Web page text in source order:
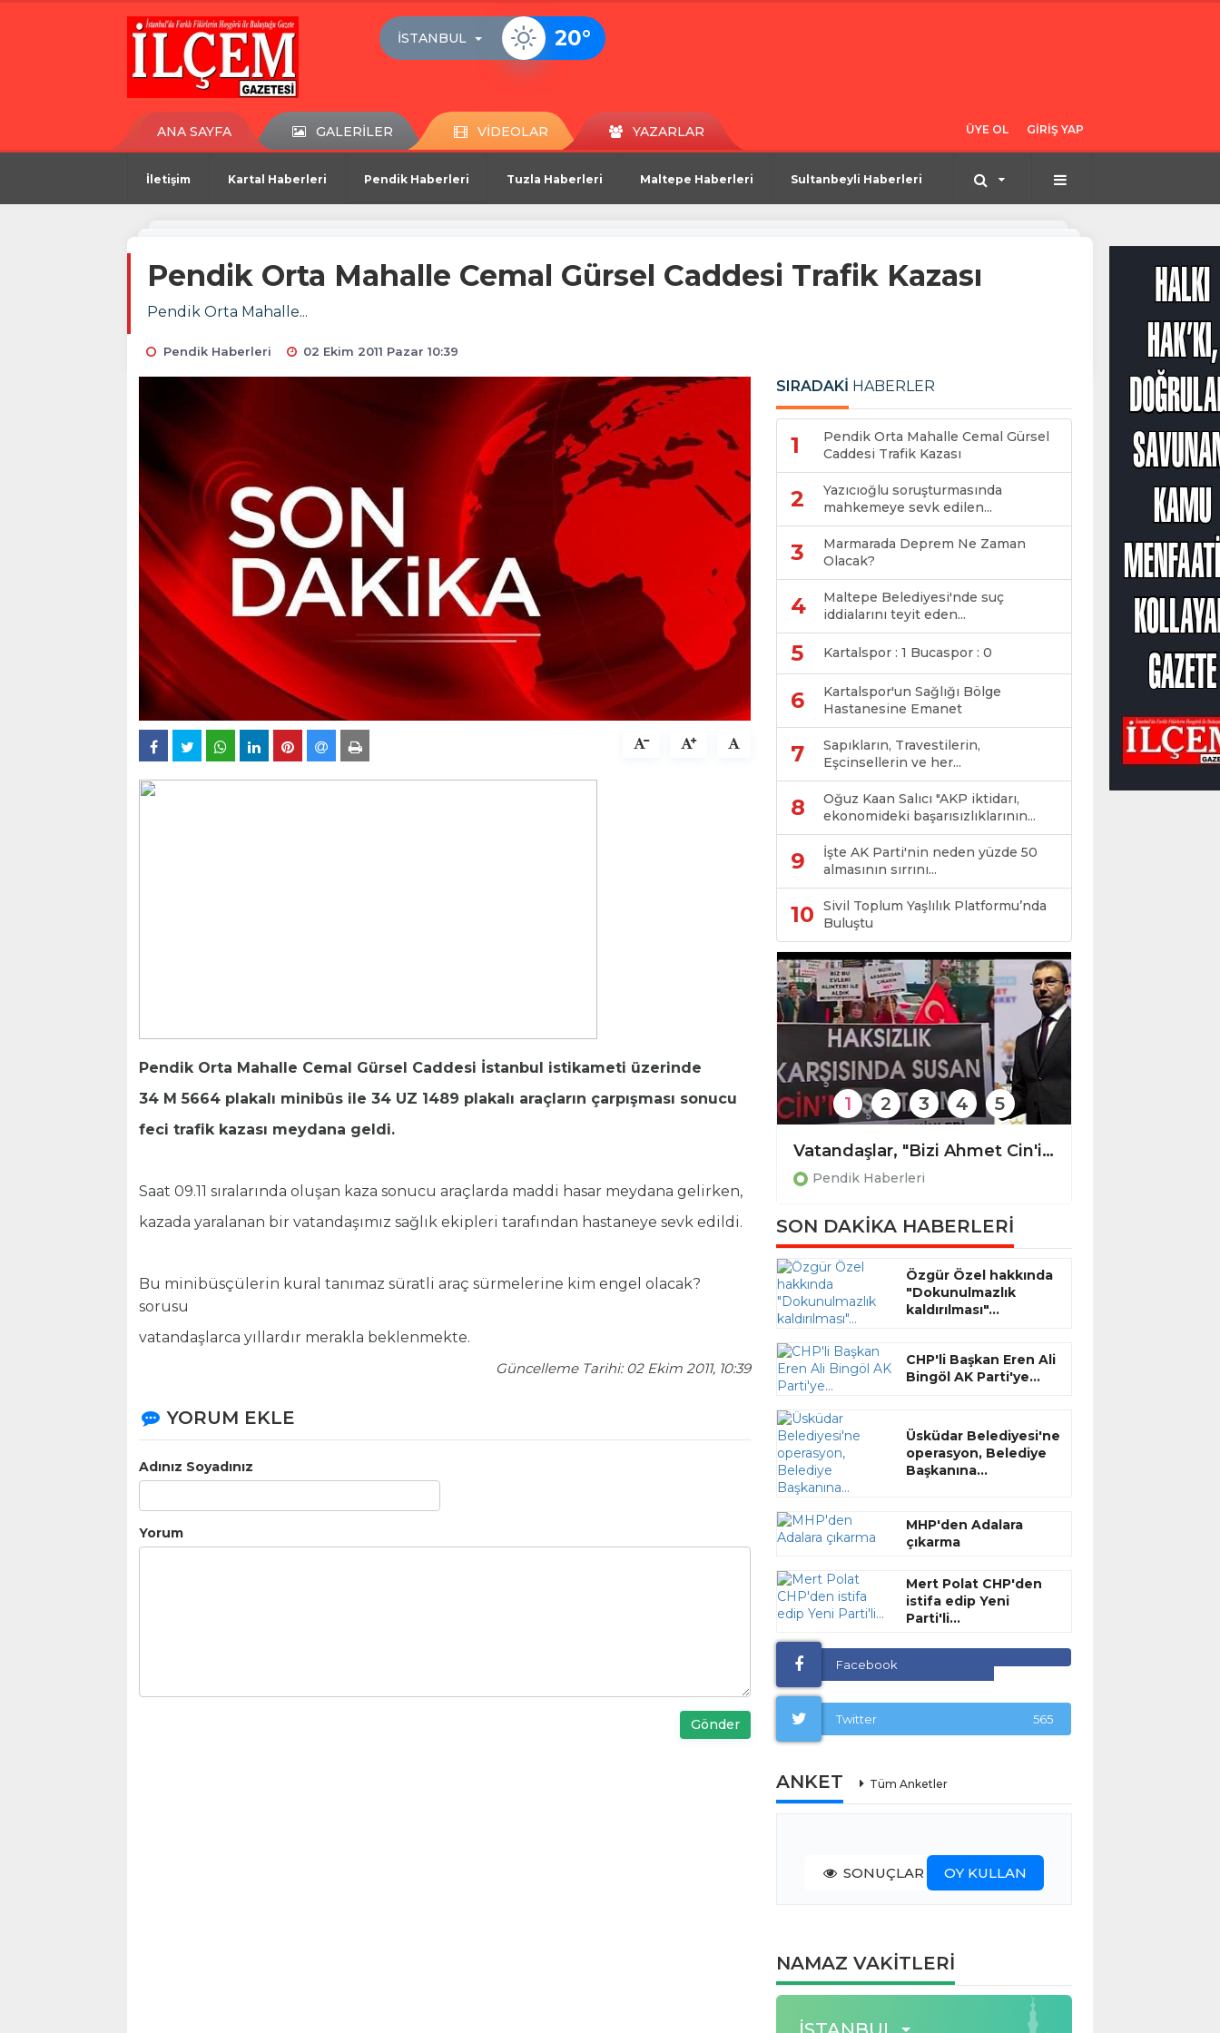
İSTANBUL 20°
ANA SAYFA GALERİLER VİDEOLAR YAZARLAR ÜYE OL GİRİŞ YAP
İletişim Kartal Haberleri Pendik Haberleri Tuzla Haberleri Maltepe Haberleri Sultanbeyli Haberleri
Pendik Orta Mahalle Cemal Gürsel Caddesi Trafik Kazası
Pendik Orta Mahalle...
Pendik Haberleri 02 Ekim 2011 Pazar 10:39
Pendik Orta Mahalle Cemal Gürsel Caddesi İstanbul istikameti üzerinde
34 M 5664 plakalı minibüs ile 34 UZ 1489 plakalı araçların çarpışması sonucu
feci trafik kazası meydana geldi.
Saat 09.11 sıralarında oluşan kaza sonucu araçlarda maddi hasar meydana gelirken,
kazada yaralanan bir vatandaşımız sağlık ekipleri tarafından hastaneye sevk edildi.
Bu minibüsçülerin kural tanımaz süratli araç sürmelerine kim engel olacak?
sorusu
vatandaşlarca yıllardır merakla beklenmekte.
Güncelleme Tarihi: 02 Ekim 2011, 10:39
YORUM EKLE
Adınız Soyadınız
Yorum
Gönder
SIRADAKİ HABERLER
1
Pendik Orta Mahalle Cemal Gürsel
Caddesi Trafik Kazası
2
Yazıcıoğlu soruşturmasında
mahkemeye sevk edilen...
3
Marmarada Deprem Ne Zaman
Olacak?
4
Maltepe Belediyesi'nde suç
iddialarını teyit eden...
5
6
Kartalspor'un Sağlığı Bölge
Hastanesine Emanet
7
Sapıkların, Travestilerin,
Eşcinsellerin ve her...
8
Oğuz Kaan Salıcı "AKP iktidarı,
ekonomideki başarısızlıklarının...
9
İşte AK Parti'nin neden yüzde 50
almasının sırrını...
10
Sivil Toplum Yaşlılık Platformu’nda
Buluştu
Vatandaşlar, "Bizi Ahmet Cin'in elinden kurtarın." Dediler.
Pendik Haberleri
1 2 3 4 5
SON DAKİKA HABERLERİ
Özgür Özel hakkında
"Dokunulmazlık
kaldırılması"...
CHP'li Başkan Eren Ali
Bingöl AK Parti'ye...
Üsküdar Belediyesi'ne
operasyon, Belediye
Başkanına...
MHP'den Adalara
çıkarma
Mert Polat CHP'den
istifa edip Yeni
Parti'li...
Facebook
Twitter 565
ANKET Tüm Anketler
SONUÇLAR OY KULLAN
NAMAZ VAKİTLERİ